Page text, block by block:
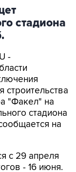
стадиона
-
строительства
"Факел" на
стадиона
на
с 29 апреля
- 16 июня.